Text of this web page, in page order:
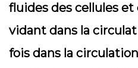
fluides des cellules et
vidant dans la
fois dans la